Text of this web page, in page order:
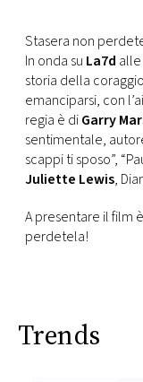
Stasera non
In onda su La7d alle
storia della
emanciparsi, con
regia è diGarry
sentimentale,
scappi ti sposo”,
Juliette Lewis,
A presentare il film
perdetela!
Trends